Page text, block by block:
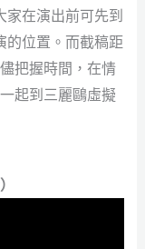
在演出前可先到
的位置。而截稿距
把握時間，在情
起到三麗鷗虛擬